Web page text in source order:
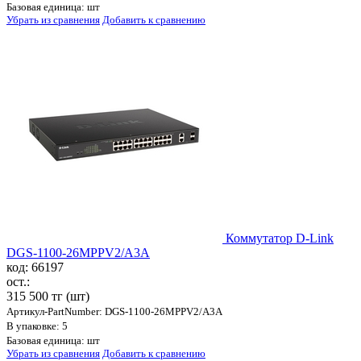
Базовая единица: шт
Убрать из сравнения Добавить к сравнению
Коммутатор D-Link
DGS-1100-26MPPV2/A3A
код: 66197
ост.:
315 500 тг (шт)
Артикул-PartNumber: DGS-1100-26MPPV2/A3A
В упаковке: 5
Базовая единица: шт
Убрать из сравнения Добавить к сравнению